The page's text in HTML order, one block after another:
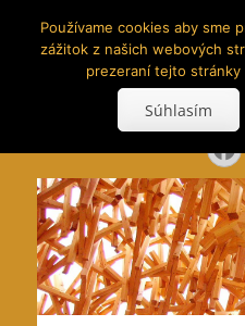
…kus
Search
Používame cookies aby sme
zážitok z našich webových
prezeraní tejto stránky
Súhlasím